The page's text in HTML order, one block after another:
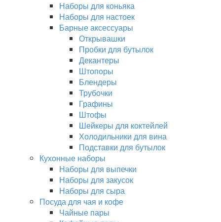
Наборы для коньяка
Наборы для настоек
Барные аксессуары
Открывашки
Пробки для бутылок
Декантеры
Штопоры
Блендеры
Трубочки
Графины
Штофы
Шейкеры для коктейлей
Холодильники для вина
Подставки для бутылок
Кухонные наборы
Наборы для выпечки
Наборы для закусок
Наборы для сыра
Посуда для чая и кофе
Чайные пары